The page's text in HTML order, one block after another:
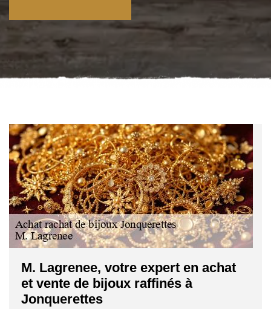
M. Lagrenee, votre expert en achat
et vente de bijoux raffinés à
Jonquerettes